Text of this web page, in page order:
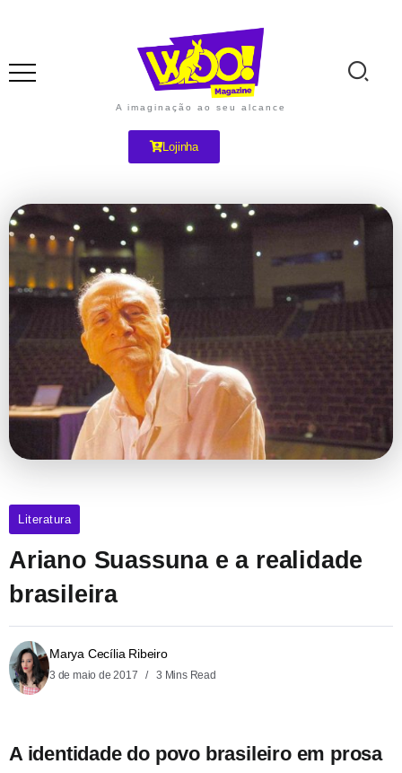
A imaginação ao seu alcance
Lojinha
Literatura
Ariano Suassuna e a realidade
brasileira
Marya Cecília Ribeiro
3 de maio de 2017 3 Mins Read
A identidade do povo brasileiro em prosa